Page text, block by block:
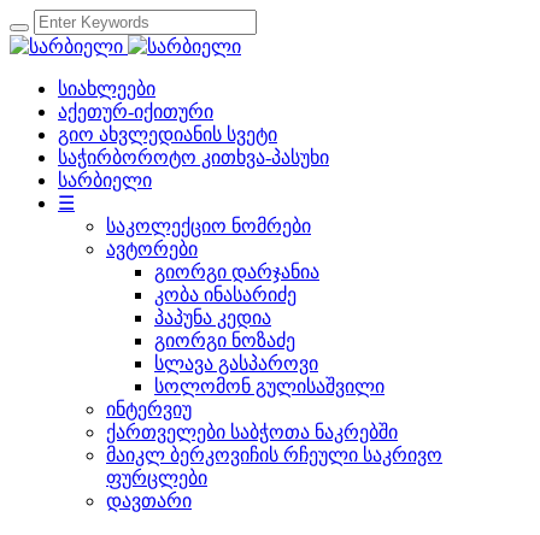
სიახლეები
აქეთურ-იქითური
გიო ახვლედიანის სვეტი
საჭირბოროტო კითხვა-პასუხი
სარბიელი
☰
საკოლექციო ნომრები
ავტორები
გიორგი დარჯანია
კობა ინასარიძე
პაპუნა კედია
გიორგი ნოზაძე
სლავა გასპაროვი
სოლომონ გულისაშვილი
ინტერვიუ
ქართველები საბჭოთა ნაკრებში
მაიკლ ბერკოვიჩის რჩეული საკრივო
ფურცლები
დავთარი